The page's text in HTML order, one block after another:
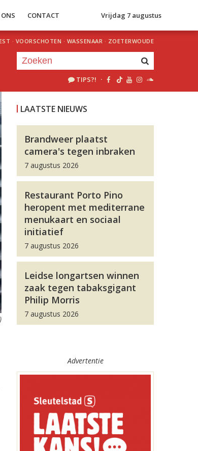
ONS CONTACT Vrijdag 7 augustus
· VOORSCHOTEN · WASSENAAR · ZOETERWOUDE
TIPS?! ·
LAATSTE NIEUWS
Brandweer plaatst
camera's tegen inbraken
7 augustus 2026
Restaurant Porto Pino
heropent met mediterrane
menukaart en sociaal
initiatief
7 augustus 2026
Leidse longartsen winnen
zaak tegen tabaksgigant
Philip Morris
7 augustus 2026
Advertentie